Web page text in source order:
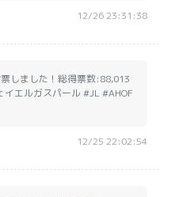
12/26 23:31:38
しました！総得票数:88,013
エルガスパール #JL #AHOF
12/25 22:02:54